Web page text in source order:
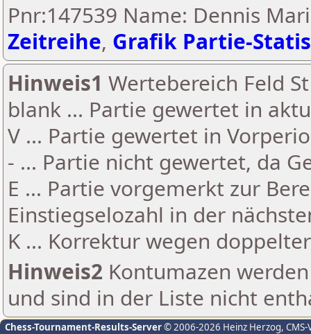
Pnr:147539 Name: Dennis
Zeitreihe, Grafik Partie-
Hinweis1 Wertebereich Feld
blank ... Partie gewertet in
V ... Partie gewertet in
- ... Partie nicht gewertet, da
E ... Partie vorgemerkt zur
Einstiegselozahl in der
K ... Korrektur wegen
Hinweis2 Kontumazen
und sind in der Liste nicht
Chess-Tournament-Results-Server© 2006-2026 Heinz Herzog,